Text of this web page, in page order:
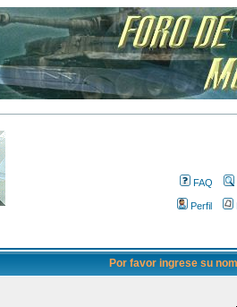
FAQ
Perfil
Por favor ingrese su